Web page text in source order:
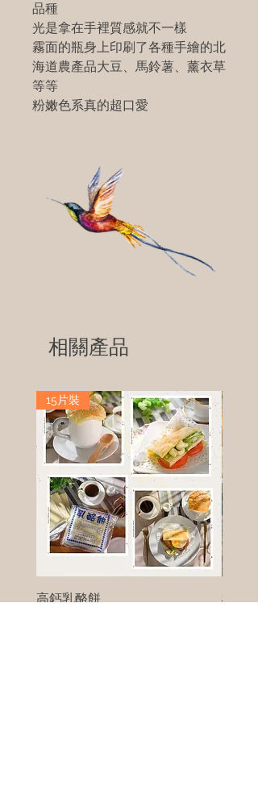
品種
光是拿在手裡質感就不一樣
霧面的瓶身上印刷了各種手繪的北
海道農產品大豆、馬鈴薯、薰衣草
等等
粉嫩色系真的超口愛
相關產品
15片裝
高鈣乳酪餅 樹葡萄